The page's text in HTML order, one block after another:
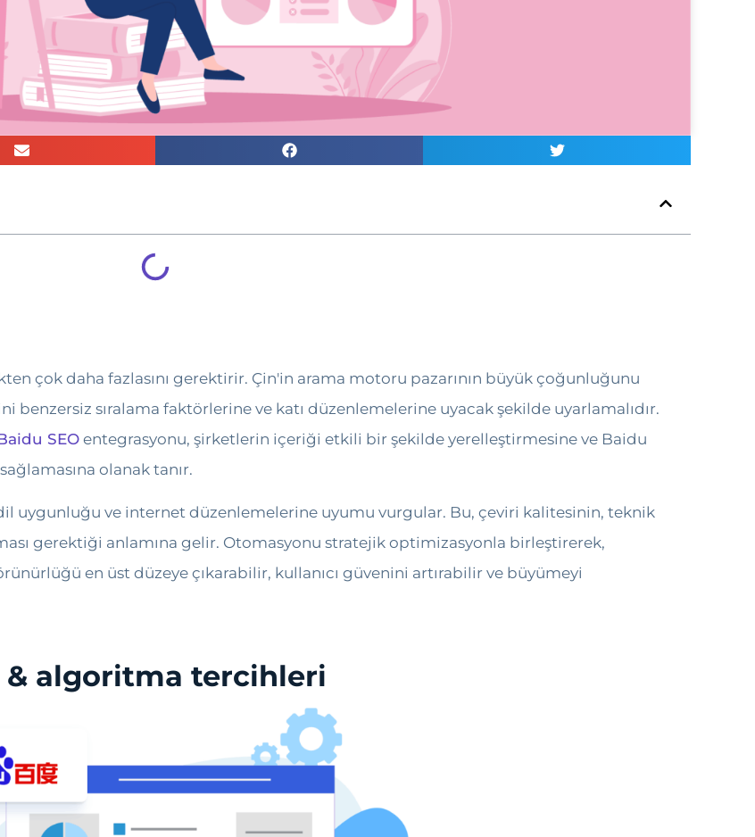
çok daha fazlasını gerektirir. Çin'in arama motoru pazarının büyük çoğunluğunu
sıralama faktörlerine ve katı düzenlemelerine uyacak şekilde uyarlamalıdır.
SEOentegrasyonu, şirketlerin içeriği etkili bir şekilde yerelleştirmesine ve Baidu
olanak tanır.
uygunluğu ve internet düzenlemelerine uyumu vurgular. Bu, çeviri kalitesinin, teknik
gerektiği anlamına gelir. Otomasyonu stratejik optimizasyonla birleştirerek,
en üst düzeye çıkarabilir, kullanıcı güvenini artırabilir ve büyümeyi
& algoritma tercihleri